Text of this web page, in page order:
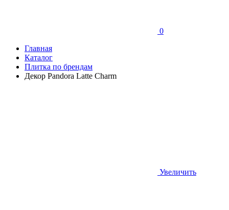
0
Главная
Каталог
Плитка по брендам
Декор Pandora Latte Charm
Увеличить